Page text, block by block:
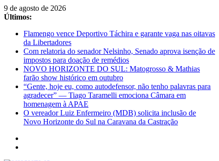
Pular
para
conteúdo
9 de agosto de 2026
Últimos:
Flamengo vence Deportivo Táchira e garante vaga nas oitavas
da Libertadores
Com relatoria do senador Nelsinho, Senado aprova isenção de
impostos para doação de remédios
NOVO HORIZONTE DO SUL: Matogrosso & Mathias
farão show histórico em outubro
“Gente, hoje eu, como autodefensor, não tenho palavras para
agradecer” — Tiago Taramelli emociona Câmara em
homenagem à APAE
O vereador Luiz Enfermeiro (MDB) solicita inclusão de
Novo Horizonte do Sul na Caravana da Castração